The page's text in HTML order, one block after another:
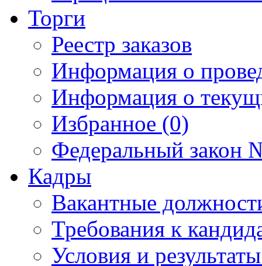
Торги
Реестр заказов
Информация о
Информация о
Избранное (0)
Федеральный закон
Кадры
Вакантные
Требования к
Условия и